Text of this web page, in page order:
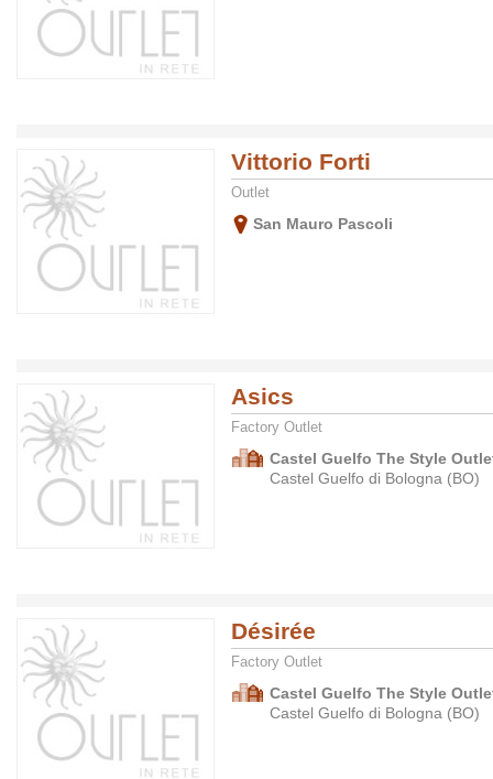
Vittorio Forti
Outlet
San Mauro Pascoli
Asics
Factory Outlet
Castel Guelfo The Style
Castel Guelfo di Bologna (BO)
Désirée
Factory Outlet
Castel Guelfo The Style
Castel Guelfo di Bologna (BO)